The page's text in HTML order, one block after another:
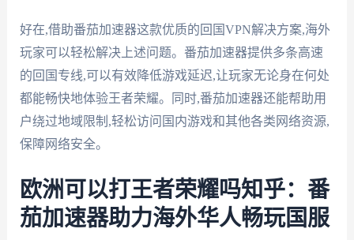
好在,借助番茄加速器这款优质的回国VPN解决方案,海外
玩家可以轻松解决上述问题。番茄加速器提供多条高速
的回国专线,可以有效降低游戏延迟,让玩家无论身在何处
都能畅快地体验王者荣耀。同时,番茄加速器还能帮助用
户绕过地域限制,轻松访问国内游戏和其他各类网络资源,
保障网络安全。
欧洲可以打王者荣耀吗知乎：番
茄加速器助力海外华人畅玩国服